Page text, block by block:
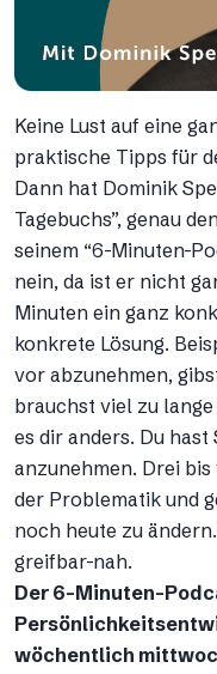
Keine Lust auf eine
praktische Tipps für
Dann hat Dominik
Tagebuchs”, genau
seinem “6-Minuten-
nein, da ist er nicht
Minuten ein ganz
konkrete Lösung.
vor abzunehmen,
brauchst viel zu
es dir anders. Du
anzunehmen. Drei
der Problematik und
noch heute zu
greifbar-nah.
Der 6-Minuten-
wöchentlich